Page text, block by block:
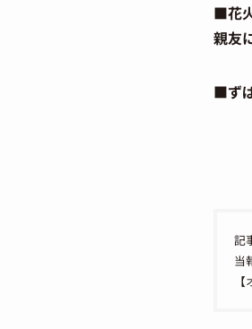
■花
親友
■ず
記
当